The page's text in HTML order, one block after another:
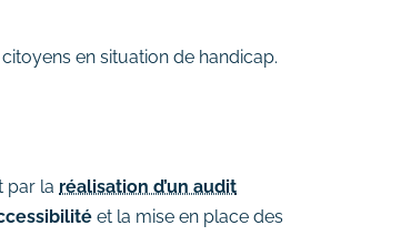
en situation de handicap.
par la réalisation d’un audit
et la mise en place des